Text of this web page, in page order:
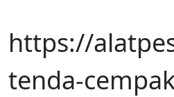
https://
tenda-